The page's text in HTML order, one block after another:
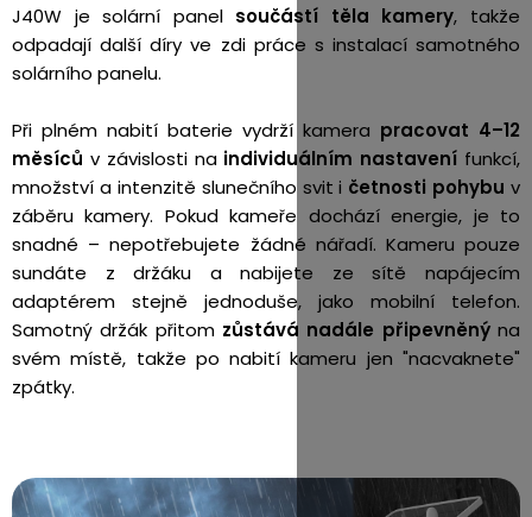
J40W je solární panel součástí těla kamery, takže
odpadají další díry ve zdi práce s instalací samotného
solárního panelu.
Při plném nabití baterie vydrží kamera pracovat 4–12
měsíců v závislosti naindividuálním nastavení funkcí,
množství a intenzitě slunečního svit i četnosti pohybu v
záběru kamery. Pokud kameře dochází energie, je to
snadné – nepotřebujete žádné nářadí. Kameru pouze
sundáte z držáku a nabijete ze sítě napájecím
adaptérem stejně jednoduše, jako mobilní telefon.
Samotný držák přitomzůstává nadále připevněnýna
svém místě, takže po nabití kameru jen "nacvaknete"
zpátky.